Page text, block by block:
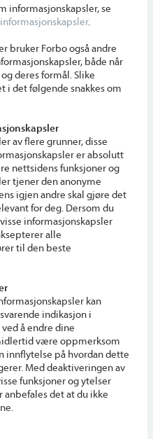
informasjonskapsler, se
.
bruker Forbo også andre
både når
deres formål. Slike
i det følgende snakkes om
av flere grunner, disse
er absolutt
nettsidens funksjoner og
tjener den anonyme
igjen andre skal gjøre det
for deg. Dersom du
informasjonskapsler
alle
til den beste
kan
indikasjon i
å endre dine
være oppmerksom
innflytelse på hvordan dette
Med deaktiveringen av
funksjoner og ytelser
det at du ikke